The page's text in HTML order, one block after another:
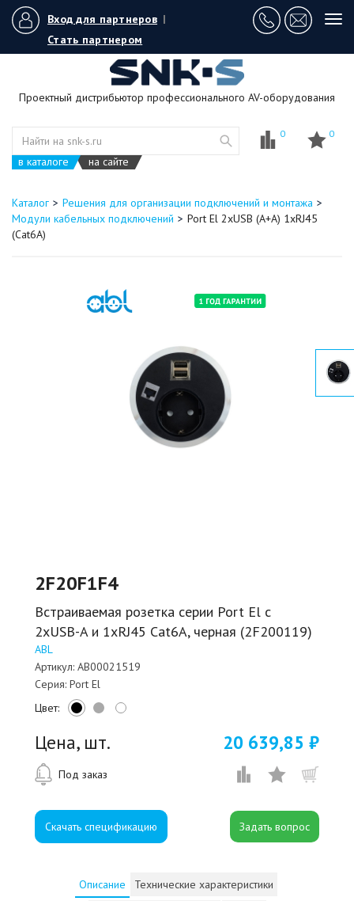
Вход для партнеров |
Стать партнером
Проектный дистрибьютор профессионального AV-оборудования
в каталоге на сайте
0 0
Каталог
Решения для организации подключений и монтажа
Модули кабельных подключений
Port El 2xUSB (A+A) 1xRJ45
(Cat6A)
2F20F1F4
Встраиваемая розетка серии Port El с
2xUSB-A и 1xRJ45 Cat6A, черная (2F200119)
ABL
Артикул: AB00021519
Серия: Port El
Цвет:
Цена, шт. 20 639,85 ₽
Под заказ
Скачать спецификацию
Описание
Технические характеристики